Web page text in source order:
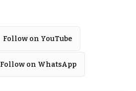
Follow on YouTube
Follow on WhatsApp